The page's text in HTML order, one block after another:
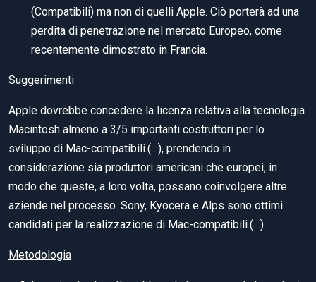
(Compatibili) ma non di quelli Apple. Ciò porterà ad una
perdita di penetrazione nel mercato Europeo, come
recentemente dimostrato in Francia.
Suggerimenti
Apple dovrebbe concedere la licenza relativa alla tecnologia
Macintosh almeno a 3/5 importanti costruttori per lo
sviluppo di Mac-compatibili.(…), prendendo in
considerazione sia produttori americani che europei, in
modo che queste, a loro volta, possano coinvolgere altre
aziende nel processo. Sony, Kyocera e Alps sono ottimi
candidati per la realizzazione di Mac-compatibili.(…)
Metodologia